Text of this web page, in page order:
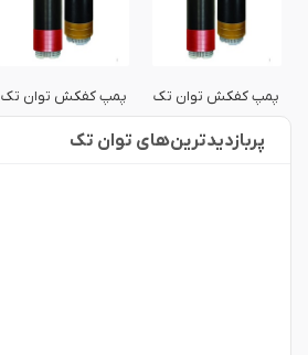
پمپ کفکش توان تک پمپ کفکش توان تک
پربازدید‌ترین‌های توان تک